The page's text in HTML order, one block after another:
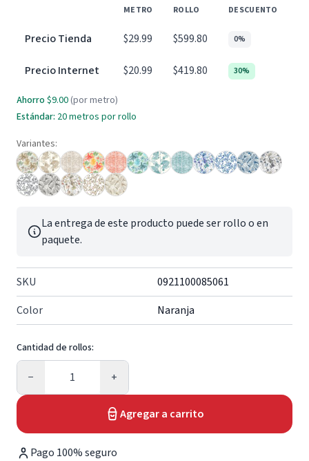
METRO ROLLO DESCUENTO
Precio Tienda $29.99 $599.80 0%
Precio Internet $20.99 $419.80 30%
Ahorro $9.00 (por metro)
Estándar: 20 metros por rollo
Variantes:
La entrega de este producto puede ser rollo o en
paquete.
SKU
0921100085061
Color
Naranja
Cantidad de rollos:
−
Cantidad
+
Agregar a carrito
Pago 100% seguro